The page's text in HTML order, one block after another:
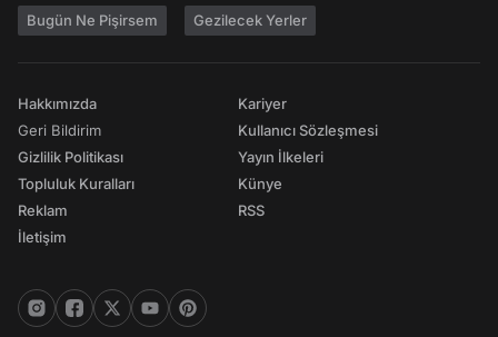
Bugün Ne Pişirsem Gezilecek Yerler
Hakkımızda
Geri Bildirim
Gizlilik Politikası
Topluluk Kuralları
Reklam
İletişim
Kariyer
Kullanıcı Sözleşmesi
Yayın İlkeleri
Künye
RSS